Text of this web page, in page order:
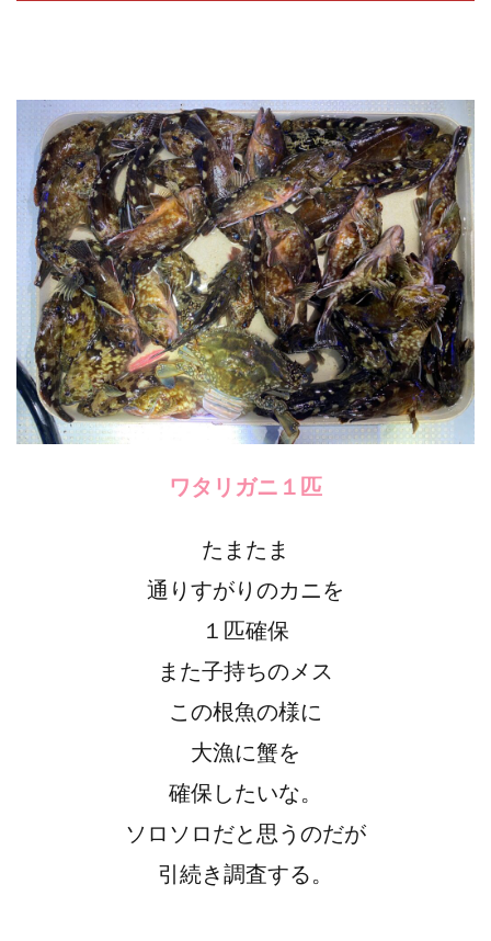
ワタリガニ１匹
たまたま
通りすがりのカニを
１匹確保
また子持ちのメス
この根魚の様に
大漁に蟹を
確保したいな。
ソロソロだと思うのだが
引続き調査する。